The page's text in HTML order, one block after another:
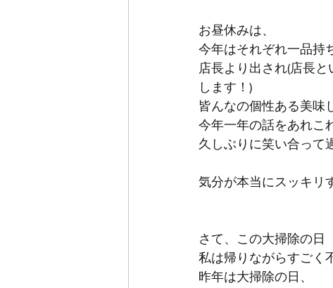
お昼休みは、
今年はそれぞれ一品持
店長より出され(店長
します！)
皆んなの個性ある美味
今年一年の話をあれこ
久しぶりに笑い合って
気分が本当にスッキリ
さて、この大掃除の日
私は帰りながらすごく
昨年は大掃除の日、